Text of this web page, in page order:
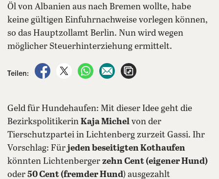
Öl von Albanien aus nach Bremen wollte, habe
keine gültigen Einfuhrnachweise vorlegen können,
so das Hauptzollamt Berlin. Nun wird wegen
möglicher Steuerhinterziehung ermittelt.
Teilen:
auf Facebook teilen
auf X teilenper WhatsApp teilen
per E-Mail teilen
Geld für Hundehaufen: Mit dieser Idee geht die
Bezirkspolitikerin Kaja Michel von der
Tierschutzpartei in Lichtenberg zurzeit Gassi. Ihr
Vorschlag: Fürjeden beseitigten Kothaufen
könnten Lichtenberger zehn Cent (eigener Hund)
oder 50 Cent (fremder Hund) ausgezahlt